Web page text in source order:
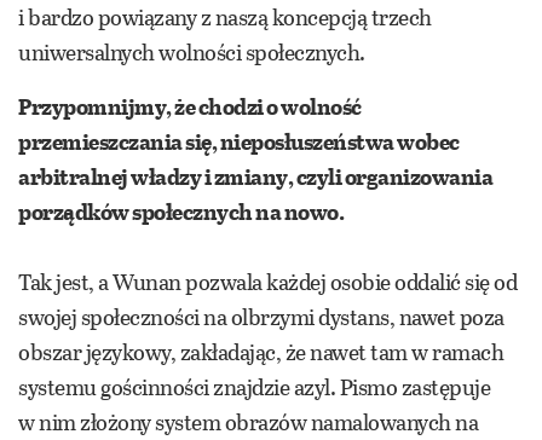
i bardzo powiązany z naszą koncepcją trzech
uniwersalnych wolności społecznych.
Przypomnijmy, że chodzi o wolność
przemieszczania się, nieposłuszeństwa wobec
arbitralnej władzy i zmiany, czyli organizowania
porządków społecznych na nowo.
Tak jest, a Wunan pozwala każdej osobie oddalić się od
swojej społeczności na olbrzymi dystans, nawet poza
obszar językowy, zakładając, że nawet tam w ramach
systemu gościnności znajdzie azyl. Pismo zastępuje
w nim złożony system obrazów namalowanych na